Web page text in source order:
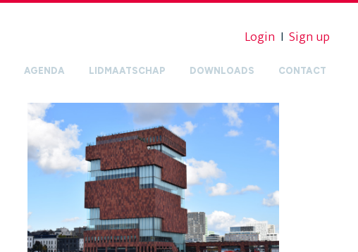
Login I Sign up
AGENDA LIDMAATSCHAP DOWNLOADS CONTACT